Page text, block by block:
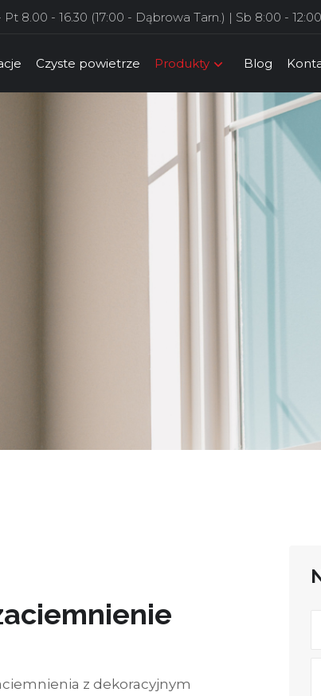
Pt 8.00 - 16.30 (17:00 - Dąbrowa Tarn.) | Sb 8:00 - 12:00
Czyste powietrze Produkty Blog
z dekoracyjnym